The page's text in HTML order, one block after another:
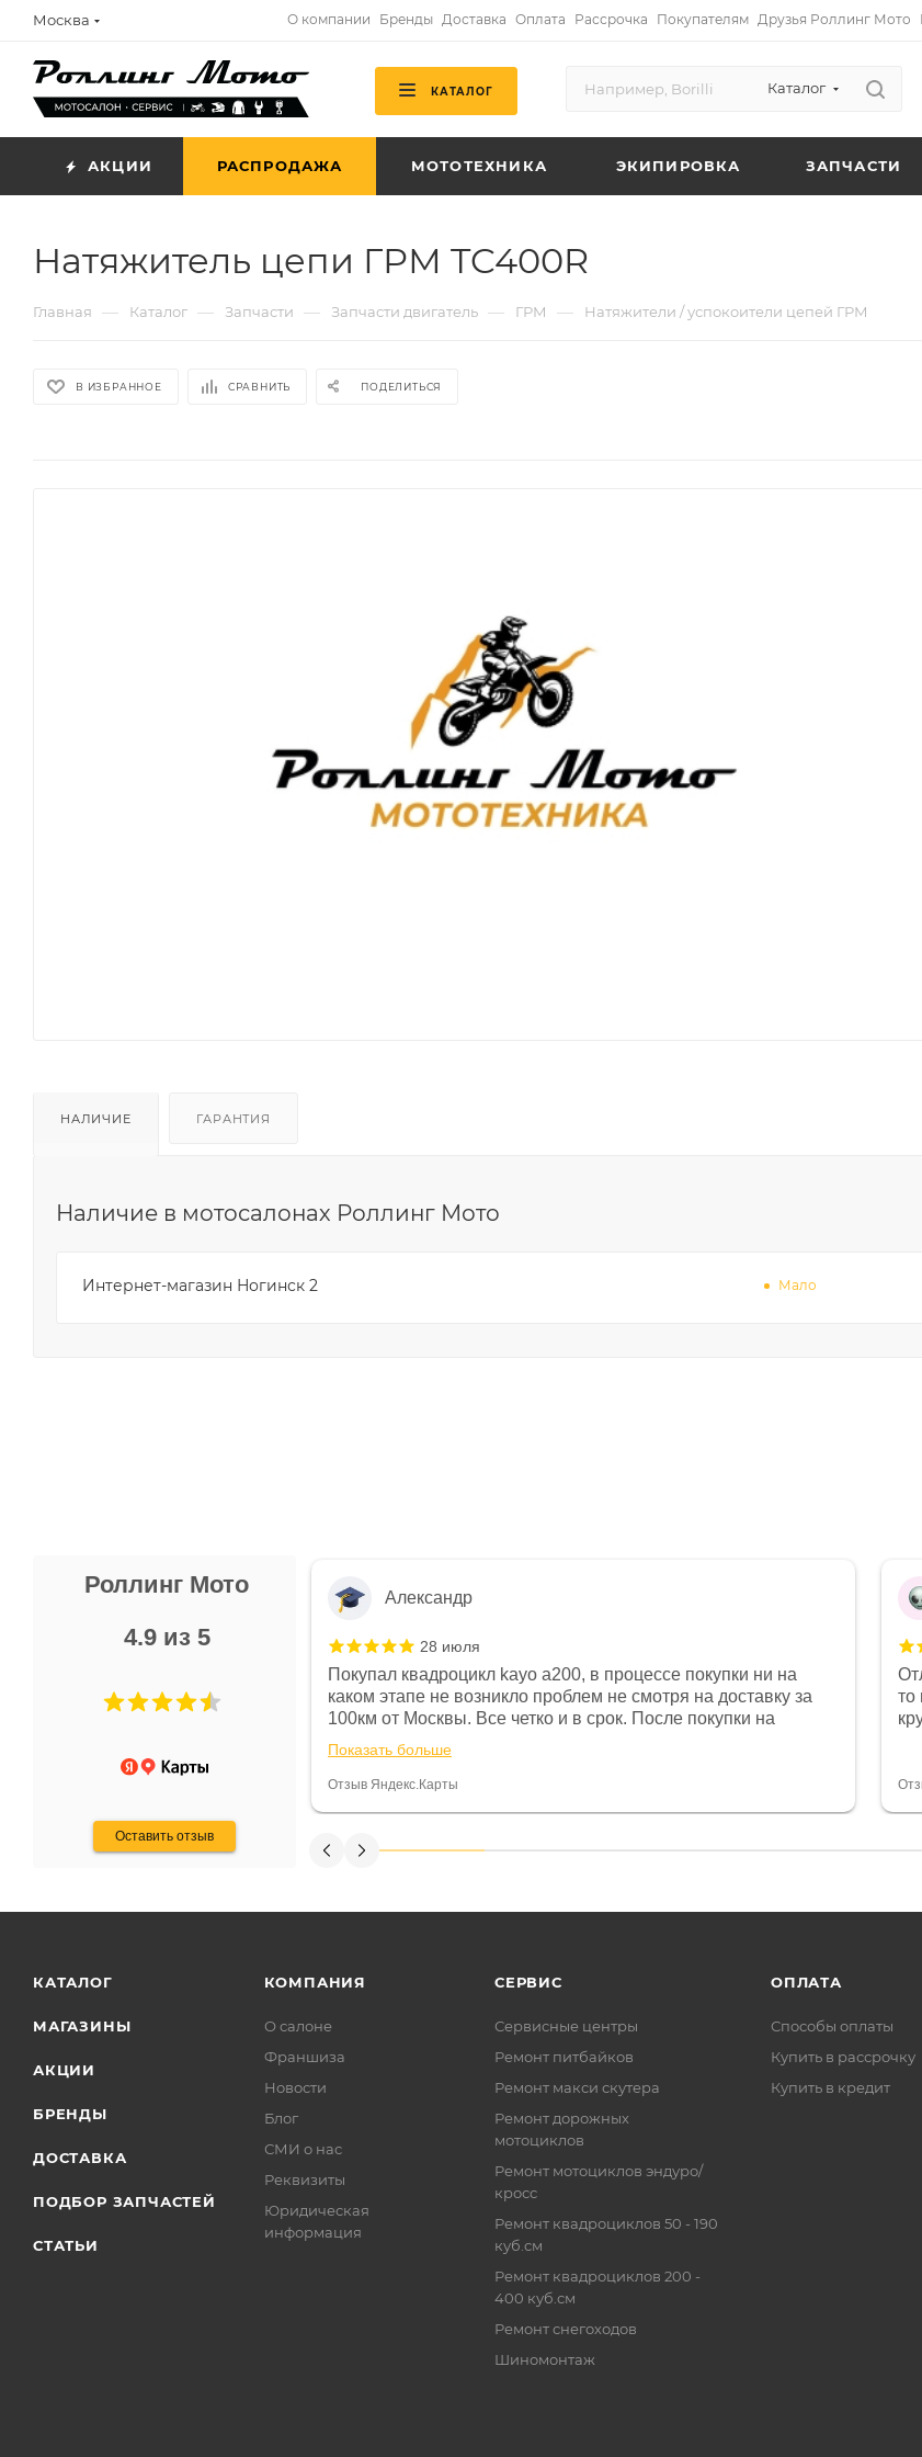
Москва О компании Бренды Доставка Оплата Рассрочка Покупателям Друзья Роллинг Мото
КАТАЛОГ Каталог
АКЦИИ РАСПРОДАЖА МОТОТЕХНИКА ЭКИПИРОВКА ЗАПЧАСТИ
Натяжитель цепи ГРМ TC400R
Главная — Каталог — Запчасти — Запчасти двигатель — ГРМ — Натяжители / успокоители цепей ГРМ
В ИЗБРАННОЕ СРАВНИТЬ ПОДЕЛИТЬСЯ
НАЛИЧИЕ ГАРАНТИЯ
Наличие в мотосалонах Роллинг Мото
Интернет-магазин Ногинск 2 Мало
Роллинг Мото
4.9 из 5
Оставить отзыв
Не понравились условия
и дают только на год)
Александр
28 июля
Покупал квадроцикл kayo a200, в процессе покупки ни на
каком этапе не возникло проблем не смотря на доставку за
100км от Москвы. Все четко и в срок. После покупки на
спидометре всегда был 0, при этом представители магазина
постоянно были на связи и в итоге проблема была решена.
Считаю, что это говорит о небезразличии к клиенту после
Показать больше
Отзыв Яндекс.Карты
то
КАТАЛОГ
МАГАЗИНЫ
АКЦИИ
БРЕНДЫ
ДОСТАВКА
ПОДБОР ЗАПЧАСТЕЙ
СТАТЬИ
КОМПАНИЯ
О салоне
Франшиза
Новости
Блог
СМИ о нас
Реквизиты
Юридическая
информация
СЕРВИС
Сервисные центры
Ремонт питбайков
Ремонт макси скутера
Ремонт дорожных
мотоциклов
Ремонт мотоциклов эндуро/
кросс
Ремонт квадроциклов 50 - 190
куб.см
Ремонт квадроциклов 200 -
400 куб.см
Ремонт снегоходов
Шиномонтаж
ОПЛАТА
Способы оплаты
Купить в рассрочку
Купить в кредит